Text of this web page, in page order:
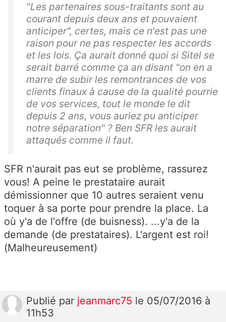
"Les partenaires sous-traitants sont au
courant depuis deux ans et pouvaient
anticiper", certes, mais ce n'est pas une
raison pour ne pas respecter les accords
et les lois. Ça aurait donné quoi si Sitel se
serait barré comme ça an disant "on en a
marre de subir les remontrances de vos
clients finaux à cause de la qualité pourrie
de vos services, tout le monde le dit
depuis 2 ans, vous auriez pu anticiper
notre séparation" ? Ben SFR les aurait
attaqués comme il faut.
SFR n'aurait pas eut se problème, rassurez
vous! A peine le prestataire aurait
démissionner que 10 autres seraient venu
toquer à sa porte pour prendre la place. La
où y'a de l'offre (de buisness). ...y'a de la
demande (de prestataires). L'argent est roi!
(Malheureusement)
Publié par jeanmarc75 le 05/07/2016 à
11h53